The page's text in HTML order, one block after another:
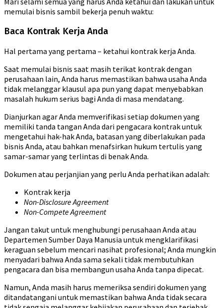
memulai bisnis sambil bekerja penuh waktu:
Baca Kontrak Kerja Anda
Hal pertama yang pertama – ketahui kontrak kerja Anda.
Saat memulai bisnis saat masih terikat kontrak dengan
perusahaan lain, Anda harus memastikan bahwa usaha Anda
tidak melanggar klausul apa pun yang dapat menyebabkan
masalah hukum serius bagi Anda di masa mendatang.
Dianjurkan agar Anda memverifikasi setiap dokumen yang
memiliki tanda tangan Anda dari pengacara kontrak untuk
mengetahui hak-hak Anda, batasan yang diberlakukan pada
bisnis Anda, atau bahkan menafsirkan hukum tertulis yang
samar-samar yang terlintas di benak Anda.
Dokumen atau perjanjian yang perlu Anda perhatikan adalah:
Kontrak kerja
Non-Disclosure Agreement
Non-Compete Agreement
Jangan takut untuk menghubungi perusahaan Anda atau
Departemen Sumber Daya Manusia untuk mengklarifikasi
keraguan sebelum mencari nasihat profesional; Anda mungkin
menyadari bahwa Anda sama sekali tidak membutuhkan
pengacara dan bisa membangun usaha Anda tanpa dipecat.
Namun, Anda masih harus memeriksa sendiri dokumen yang
ditandatangani untuk memastikan bahwa Anda tidak secara